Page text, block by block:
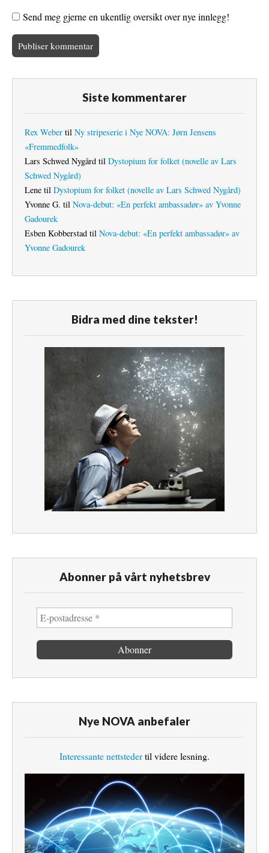
Send meg gjerne en ukentlig oversikt over nye innlegg!
Siste kommentarer
Rex Weber til Ny stripeserie i Nye NOVA: Jørn Jensens
«Fremmedfolk»
Lars Schwed Nygård til Dystopium for folket (novelle av Lars
Schwed Nygård)
Lene til Dystopium for folket (novelle av Lars Schwed Nygård)
Yvonne G. til Nova-debut: «En perfekt ambassadør» av Yvonne
Gadourek
Esben Kobberstad til Nova-debut: «En perfekt ambassadør» av
Yvonne Gadourek
Bidra med dine tekster!
Abonner på vårt nyhetsbrev
Nye NOVA anbefaler
Interessante nettstedertil videre lesning.